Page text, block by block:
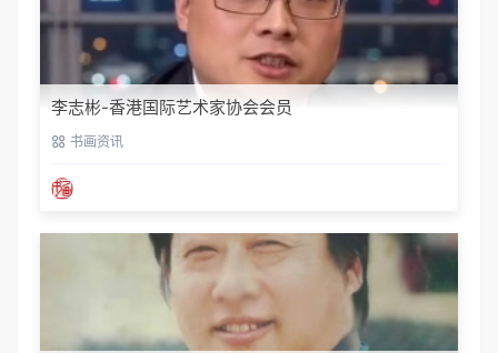
李志彬-香港国际艺术家协会会员
书画资讯